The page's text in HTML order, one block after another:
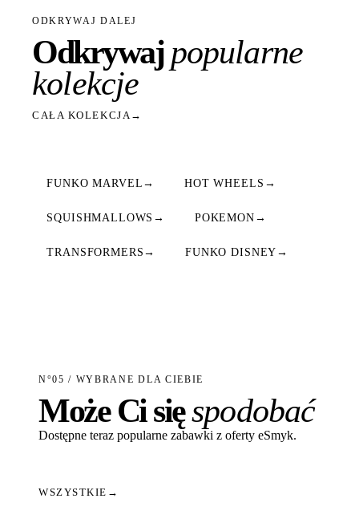
ODKRYWAJ DALEJ
Odkrywajpopularne
kolekcje
CAŁA KOLEKCJA →
FUNKO MARVEL → HOT WHEELS →
SQUISHMALLOWS → POKEMON →
TRANSFORMERS → FUNKO DISNEY →
N°05 / WYBRANE DLA CIEBIE
Może Ci sięspodobać
Dostępne teraz popularne zabawki z oferty eSmyk.
WSZYSTKIE →